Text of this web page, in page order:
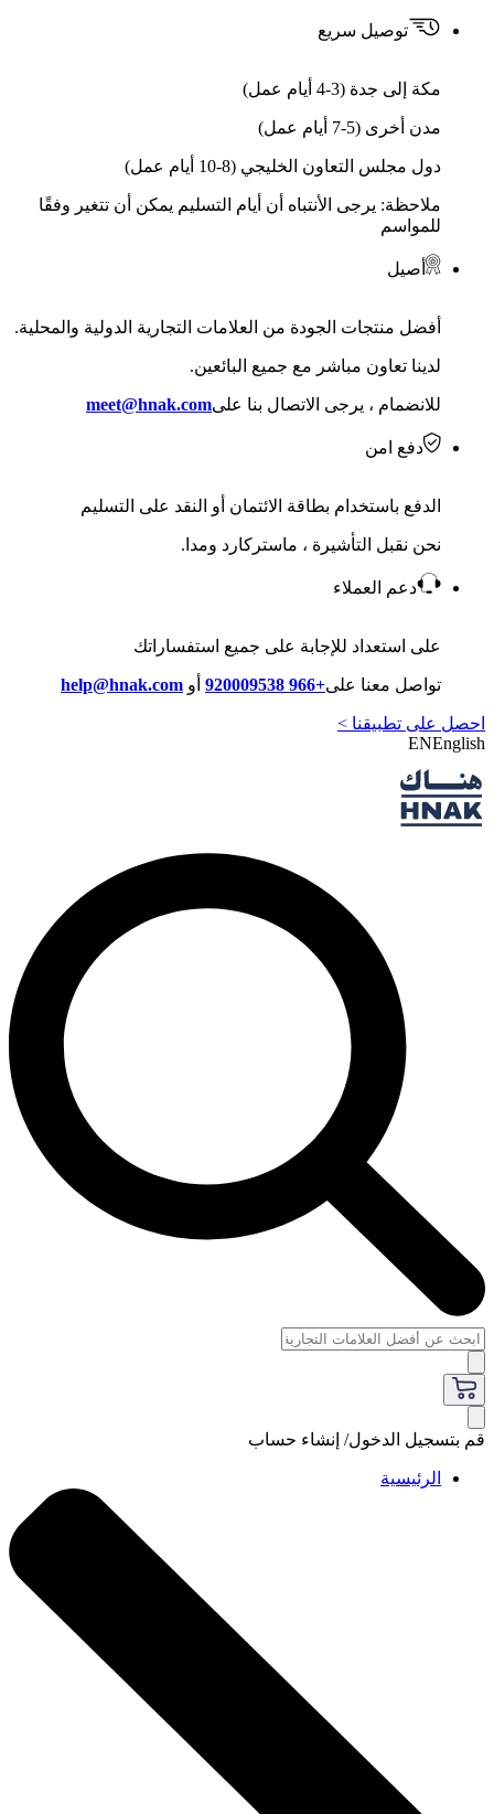
توصيل سريع
مكة إلى جدة (3-4 أيام عمل)
مدن أخرى (5-7 أيام عمل)
دول مجلس التعاون الخليجي (8-10 أيام عمل)
ملاحظة: يرجى الأنتباه أن أيام التسليم يمكن أن تتغير وفقًا
للمواسم
أصيل
أفضل منتجات الجودة من العلامات التجارية الدولية والمحلية.
لدينا تعاون مباشر مع جميع البائعين.
للانضمام ، يرجى الاتصال بنا علىmeet@hnak.com
دفع امن
الدفع باستخدام بطاقة الائتمان أو النقد على التسليم
نحن نقبل التأشيرة ، ماستركارد ومدا.
دعم العملاء
على استعداد للإجابة على جميع استفساراتك
تواصل معنا على+966 920009538 أو help@hnak.com
احصل على تطبيقنا >
ENEnglish
قم بتسجيل الدخول/ إنشاء حساب
الرئيسية